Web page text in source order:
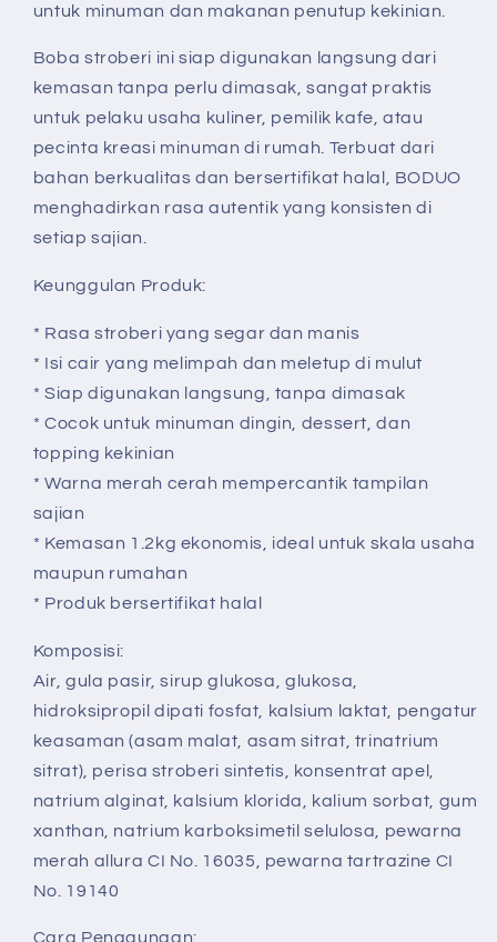
untuk minuman dan makanan penutup kekinian.
Boba stroberi ini siap digunakan langsung dari
kemasan tanpa perlu dimasak, sangat praktis
untuk pelaku usaha kuliner, pemilik kafe, atau
pecinta kreasi minuman di rumah. Terbuat dari
bahan berkualitas dan bersertifikat halal, BODUO
menghadirkan rasa autentik yang konsisten di
setiap sajian.
Keunggulan Produk:
* Rasa stroberi yang segar dan manis
* Isi cair yang melimpah dan meletup di mulut
* Siap digunakan langsung, tanpa dimasak
* Cocok untuk minuman dingin, dessert, dan
topping kekinian
* Warna merah cerah mempercantik tampilan
sajian
* Kemasan 1.2kg ekonomis, ideal untuk skala usaha
maupun rumahan
* Produk bersertifikat halal
Komposisi:
Air, gula pasir, sirup glukosa, glukosa,
hidroksipropil dipati fosfat, kalsium laktat, pengatur
keasaman (asam malat, asam sitrat, trinatrium
sitrat), perisa stroberi sintetis, konsentrat apel,
natrium alginat, kalsium klorida, kalium sorbat, gum
xanthan, natrium karboksimetil selulosa, pewarna
merah allura CI No. 16035, pewarna tartrazine CI
No. 19140
Cara Penggunaan: